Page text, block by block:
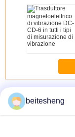
makes
during
PiùConvertitori
beitesheng